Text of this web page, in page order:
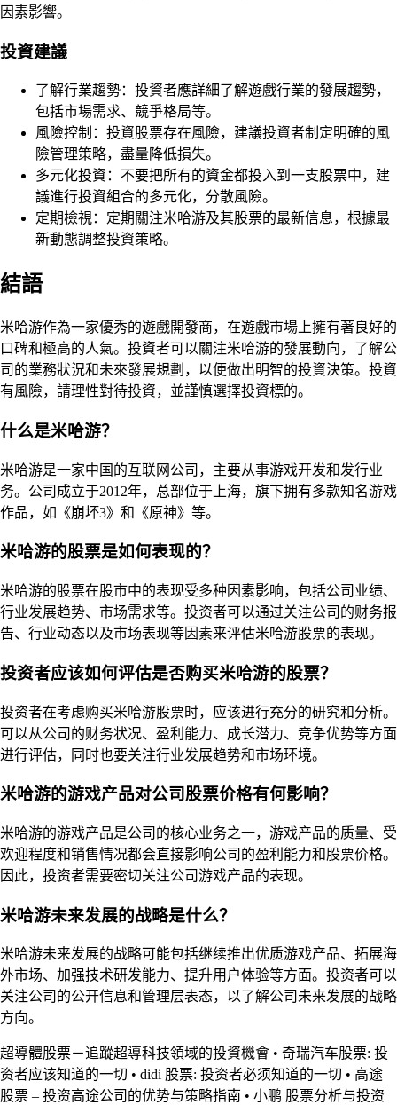
因素影響。
投資建議
了解行業趨勢：投資者應詳細了解遊戲行業的發展趨勢，
包括市場需求、競爭格局等。
風險控制：投資股票存在風險，建議投資者制定明確的風
險管理策略，盡量降低損失。
多元化投資：不要把所有的資金都投入到一支股票中，建
議進行投資組合的多元化，分散風險。
定期檢視：定期關注米哈游及其股票的最新信息，根據最
新動態調整投資策略。
結語
米哈游作為一家優秀的遊戲開發商，在遊戲市場上擁有著良好的
口碑和極高的人氣。投資者可以關注米哈游的發展動向，了解公
司的業務狀況和未來發展規劃，以便做出明智的投資決策。投資
有風險，請理性對待投資，並謹慎選擇投資標的。
什么是米哈游？
米哈游是一家中国的互联网公司，主要从事游戏开发和发行业
务。公司成立于2012年，总部位于上海，旗下拥有多款知名游戏
作品，如《崩坏3》和《原神》等。
米哈游的股票是如何表现的？
米哈游的股票在股市中的表现受多种因素影响，包括公司业绩、
行业发展趋势、市场需求等。投资者可以通过关注公司的财务报
告、行业动态以及市场表现等因素来评估米哈游股票的表现。
投资者应该如何评估是否购买米哈游的股票？
投资者在考虑购买米哈游股票时，应该进行充分的研究和分析。
可以从公司的财务状况、盈利能力、成长潜力、竞争优势等方面
进行评估，同时也要关注行业发展趋势和市场环境。
米哈游的游戏产品对公司股票价格有何影响？
米哈游的游戏产品是公司的核心业务之一，游戏产品的质量、受
欢迎程度和销售情况都会直接影响公司的盈利能力和股票价格。
因此，投资者需要密切关注公司游戏产品的表现。
米哈游未来发展的战略是什么？
米哈游未来发展的战略可能包括继续推出优质游戏产品、拓展海
外市场、加强技术研发能力、提升用户体验等方面。投资者可以
关注公司的公开信息和管理层表态，以了解公司未来发展的战略
方向。
超導體股票－追蹤超導科技領域的投資機會 • 奇瑞汽车股票: 投
资者应该知道的一切 • didi 股票: 投资者必须知道的一切 • 高途
股票 – 投资高途公司的优势与策略指南 • 小鹏 股票分析与投资